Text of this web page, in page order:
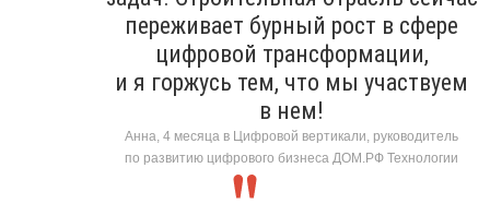
переживает бурный рост в сфере
цифровой трансформации,
и я горжусь тем, что мы участвуем
в нем!
Анна, 4 месяца в Цифровой вертикали, руководитель
по развитию цифрового бизнеса ДОМ.РФ Технологии